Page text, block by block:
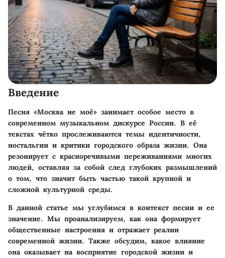
Введение
Песня «Москва не моё» занимает особое место в
современном музыкальном дискурсе России. В её
текстах чётко прослеживаются темы идентичности,
ностальгии и критики городского образа жизни. Она
резонирует с красноречивыми переживаниями многих
людей, оставляя за собой след глубоких размышлений
о том, что значит быть частью такой крупной и
сложной культурной среды.
В данной статье мы углубимся в контекст песни и ее
значение. Мы проанализируем, как она формирует
общественные настроения и отражает реалии
современной жизни. Также обсудим, какое влияние
она оказывает на восприятие городской жизни и